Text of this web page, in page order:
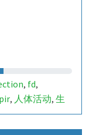
, fd,
pir, 人体活动, 生
内,indoor,
,ilq,